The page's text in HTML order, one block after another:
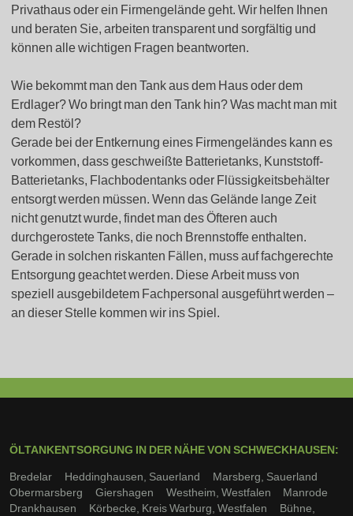
Privathaus oder ein Firmengelände geht. Wir helfen Ihnen
und beraten Sie, arbeiten transparent und sorgfältig und
können alle wichtigen Fragen beantworten.
Wie bekommt man den Tank aus dem Haus oder dem
Erdlager? Wo bringt man den Tank hin? Was macht man mit
dem Restöl?
Gerade bei der Entkernung eines Firmengeländes kann es
vorkommen, dass geschweißte Batterietanks, Kunststoff-
Batterietanks, Flachbodentanks oder Flüssigkeitsbehälter
entsorgt werden müssen. Wenn das Gelände lange Zeit
nicht genutzt wurde, findet man des Öfteren auch
durchgerostete Tanks, die noch Brennstoffe enthalten.
Gerade in solchen riskanten Fällen, muss auf fachgerechte
Entsorgung geachtet werden. Diese Arbeit muss von
speziell ausgebildetem Fachpersonal ausgeführt werden –
an dieser Stelle kommen wir ins Spiel.
ÖLTANKENTSORGUNG IN DER NÄHE VON SCHWECKHAUSEN:
Bredelar
Heddinghausen, Sauerland
Marsberg, Sauerland
Obermarsberg
Giershagen Westheim, Westfalen
Manrode
Drankhausen
Körbecke, Kreis Warburg, Westfalen
Bühne,